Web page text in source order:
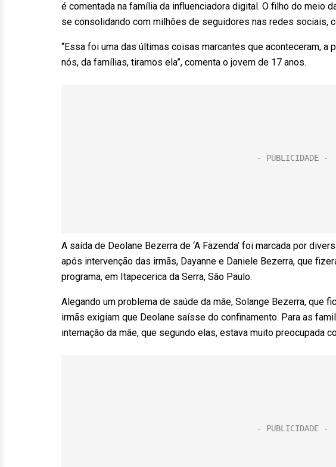
é comentada na família da influenciadora digital. O filho do meio
se consolidando com milhões de seguidores nas redes sociais,
“Essa foi uma das últimas coisas marcantes que aconteceram, a
nós, da famílias, tiramos ela”, comenta o jovem de 17 anos.
A saída de Deolane Bezerra de ‘A Fazenda’ foi marcada por
após intervenção das irmãs, Dayanne e Daniele Bezerra, que
programa, em Itapecerica da Serra, São Paulo.
Alegando um problema de saúde da mãe, Solange Bezerra, que
irmãs exigiam que Deolane saísse do confinamento. Para as
internação da mãe, que segundo elas, estava muito preocupada